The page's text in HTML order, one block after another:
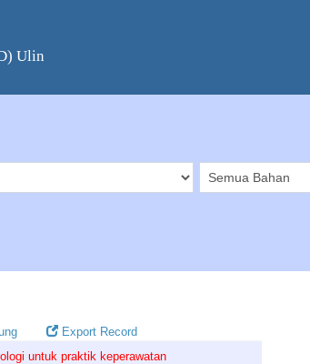
Ulin
Export Record
untuk praktik keperawatan